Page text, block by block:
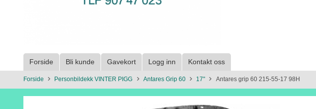
Forside Bli kunde Gavekort Logg inn Kontakt oss
Forside Personbildekk VINTER PIGG Antares Grip 60 17" Antares grip 60 215-55-17 98H